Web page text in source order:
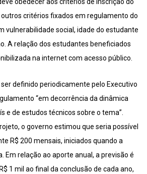
obedecer aos critérios de inscrição do
critérios fixados em regulamento do
vulnerabilidade social, idade do estudante
A relação dos estudantes beneficiados
na internet com acesso público.
definido periodicamente pelo Executivo
“em decorrência da dinâmica
e de estudos técnicos sobre o tema”.
o governo estimou que seria possível
R$ 200 mensais, iniciados quando a
Em relação ao aporte anual, a previsão é
1 mil ao final da conclusão de cada ano,